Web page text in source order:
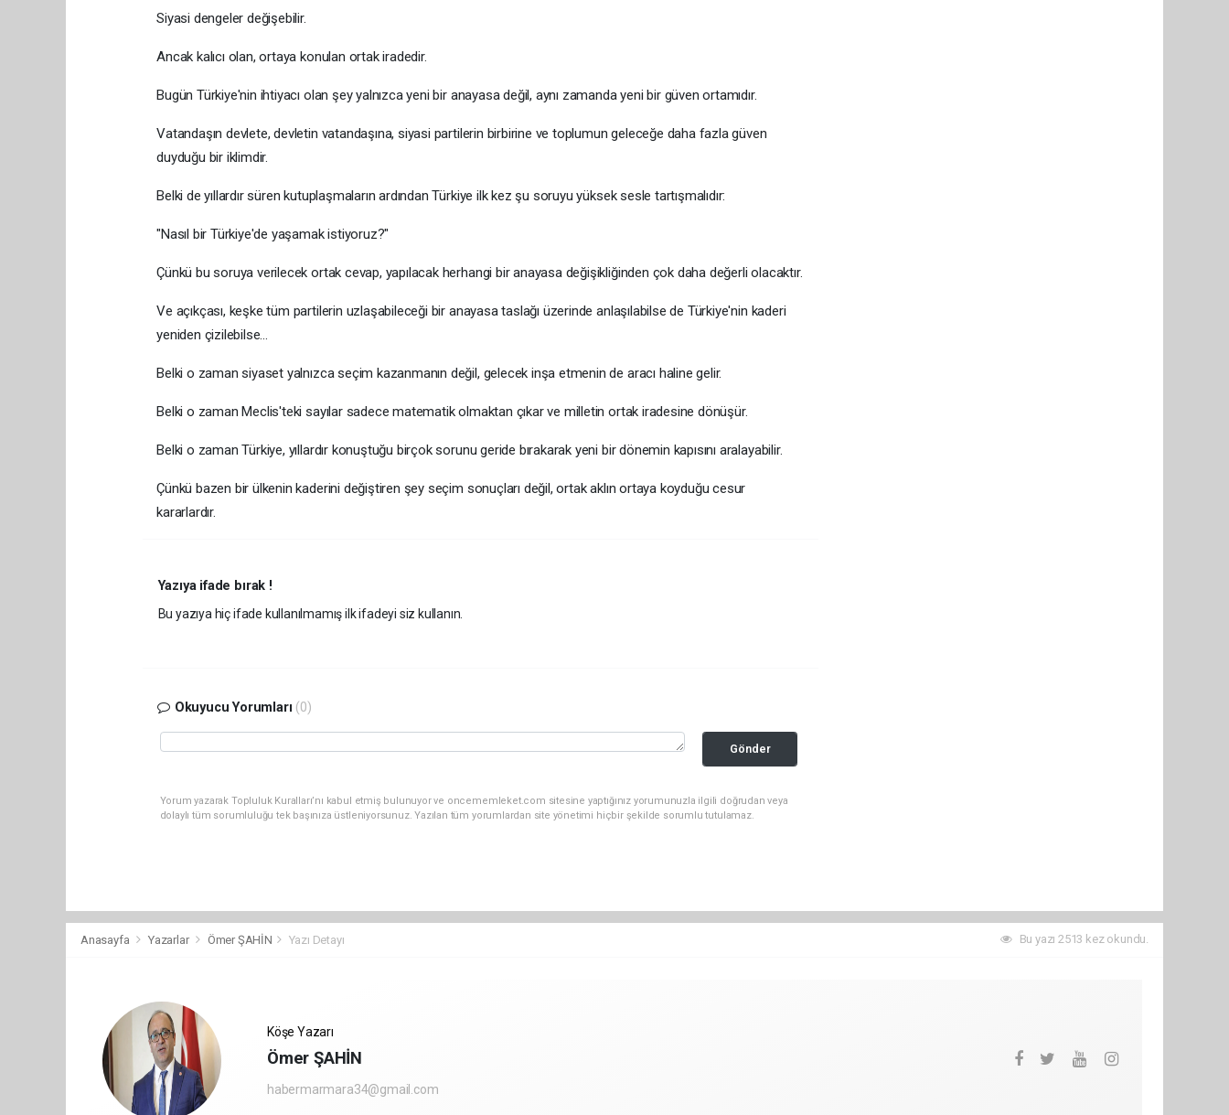
Siyasi dengeler değişebilir.
Ancak kalıcı olan, ortaya konulan ortak iradedir.
Bugün Türkiye'nin ihtiyacı olan şey yalnızca yeni bir anayasa değil, aynı zamanda yeni bir güven ortamıdır.
Vatandaşın devlete, devletin vatandaşına, siyasi partilerin birbirine ve toplumun geleceğe daha fazla güven
duyduğu bir iklimdir.
Belki de yıllardır süren kutuplaşmaların ardından Türkiye ilk kez şu soruyu yüksek sesle tartışmalıdır:
"Nasıl bir Türkiye'de yaşamak istiyoruz?"
Çünkü bu soruya verilecek ortak cevap, yapılacak herhangi bir anayasa değişikliğinden çok daha değerli olacaktır.
Ve açıkçası, keşke tüm partilerin uzlaşabileceği bir anayasa taslağı üzerinde anlaşılabilse de Türkiye'nin kaderi
yeniden çizilebilse...
Belki o zaman siyaset yalnızca seçim kazanmanın değil, gelecek inşa etmenin de aracı haline gelir.
Belki o zaman Meclis'teki sayılar sadece matematik olmaktan çıkar ve milletin ortak iradesine dönüşür.
Belki o zaman Türkiye, yıllardır konuştuğu birçok sorunu geride bırakarak yeni bir dönemin kapısını aralayabilir.
Çünkü bazen bir ülkenin kaderini değiştiren şey seçim sonuçları değil, ortak aklın ortaya koyduğu cesur
kararlardır.
Yazıya ifade bırak !
Bu yazıya hiç ifade kullanılmamış ilk ifadeyi siz kullanın.
Okuyucu Yorumları (0)
Gönder
Yorum yazarak Topluluk Kuralları’nı kabul etmiş bulunuyor ve oncememleket.com sitesine yaptığınız yorumunuzla ilgili doğrudan veya
dolaylı tüm sorumluluğu tek başınıza üstleniyorsunuz. Yazılan tüm yorumlardan site yönetimi hiçbir şekilde sorumlu tutulamaz.
Anasayfa Yazarlar Ömer ŞAHİN Yazı Detayı Bu yazı 2513 kez okundu.
Köşe Yazarı
Ömer ŞAHİN
habermarmara34@gmail.com